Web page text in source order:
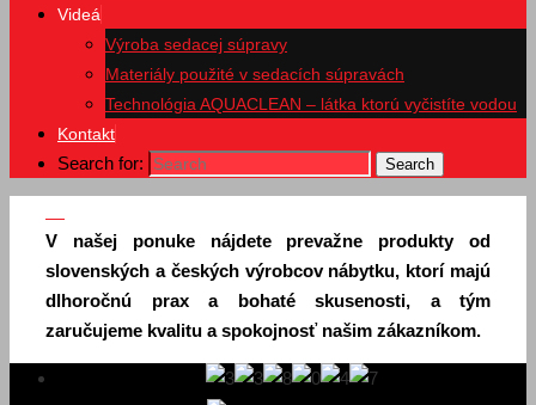
Videá
Výroba sedacej súpravy
Materiály použité v sedacích súpravách
Technológia AQUACLEAN – látka ktorú vyčistíte vodou
Kontakt
Search for: Search
V našej ponuke nájdete prevažne produkty od
slovenských a českých výrobcov nábytku, ktorí majú
dlhoročnú prax a bohaté skusenosti, a tým
zaručujeme kvalitu a spokojnosť našim zákazníkom.